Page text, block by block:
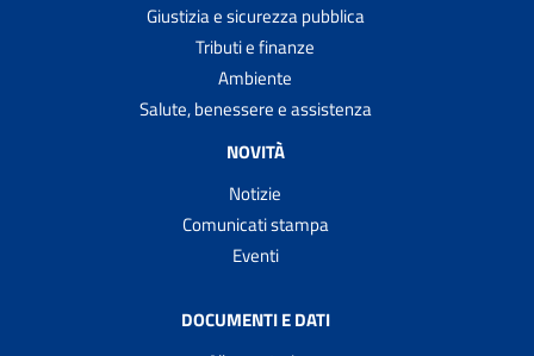
Giustizia e sicurezza pubblica
Tributi e finanze
Ambiente
Salute, benessere e assistenza
NOVITÀ
Notizie
Comunicati stampa
Eventi
DOCUMENTI E DATI